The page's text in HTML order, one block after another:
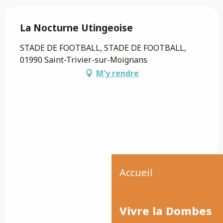
Accueil
Vivre la Dombes
La Nocturne Utingeoise
STADE DE FOOTBALL, STADE DE FOOTBALL,
01990 Saint-Trivier-sur-Moignans
M'y rendre